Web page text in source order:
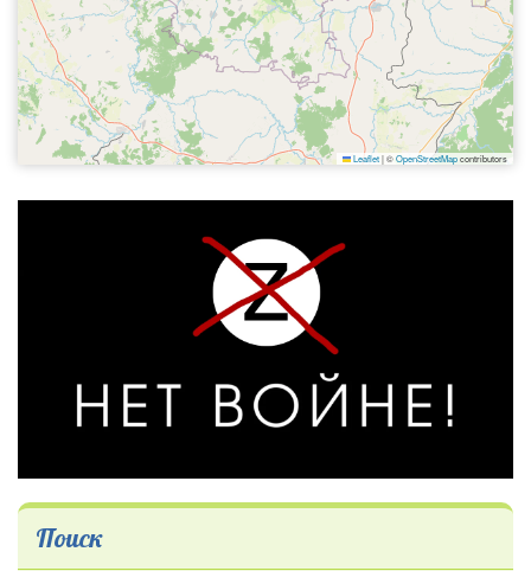
Leaflet|©OpenStreetMapcontributors
Поиск